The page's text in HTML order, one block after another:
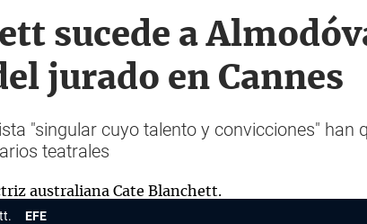
sucede a
jurado en Cannes
"singular cuyo talento y convicciones" han
teatrales
EFE